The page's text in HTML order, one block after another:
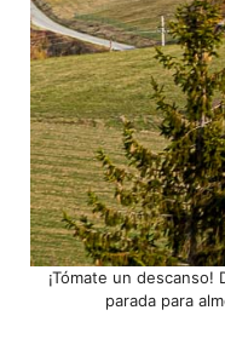
¡Tómate un
parada para